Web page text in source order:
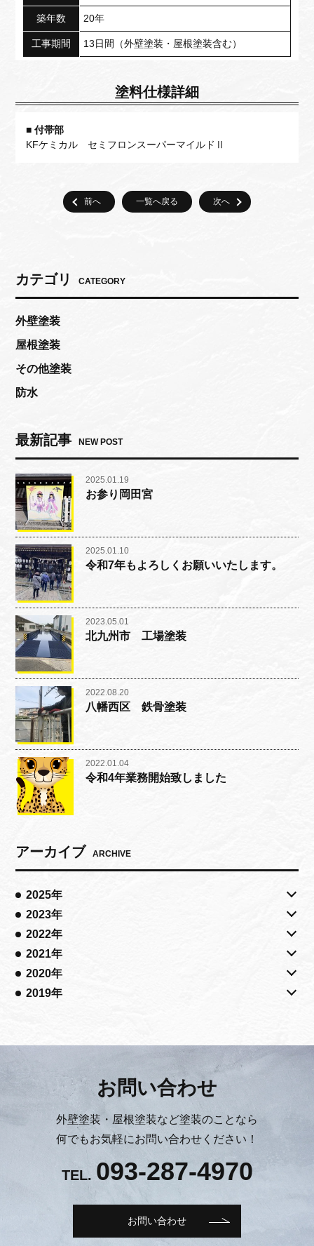
築年数 20年
工事期間 13日間（外壁塗装・屋根塗装含む）
塗料仕様詳細
付帯部
KFケミカル セミフロンスーパーマイルドⅡ
一覧へ戻る
カテゴリ CATEGORY
外壁塗装
屋根塗装
その他塗装
防水
最新記事 NEW POST
2025.01.19
お参り岡田宮
2025.01.10
令和7年もよろしくお願いいたします。
2023.05.01
北九州市 工場塗装
2022.08.20
八幡西区 鉄骨塗装
2022.01.04
令和4年業務開始致しました
アーカイブ ARCHIVE
2025年
2023年
2022年
2021年
2020年
2019年
お問い合わせ
外壁塗装・屋根塗装など塗装のことなら
何でもお気軽にお問い合わせください！
TEL. 093-287-4970
お問い合わせ